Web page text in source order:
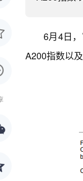
6月4日
A200指数以